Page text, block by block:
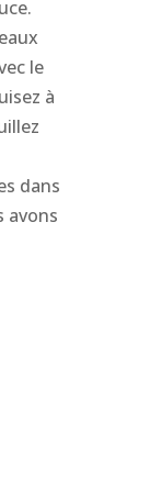
le
à
dans
avons